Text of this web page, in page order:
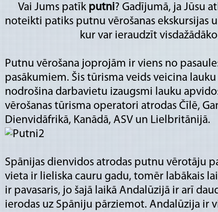
Vai Jums patīk putni? Gadījumā, ja Jūsu
noteikti patiks putnu vērošanas ekskursijas
kur var ieraudzīt
Putnu vērošana joprojām ir viens no
pasākumiem. Šis tūrisma veids veicina
nodrošina darbavietu izaugsmi lauku
vērošanas tūrisma operatori atrodas Čīlē,
Dienvidāfrikā, Kanādā, ASV un Lielbritānijā.
Spānijas dienvidos atrodas putnu vērotāju
vieta ir lieliska cauru gadu, tomēr labākais
ir pavasaris, jo šajā laikā Andalūzijā ir arī
ierodas uz Spāniju pārziemot. Andalūzija ir